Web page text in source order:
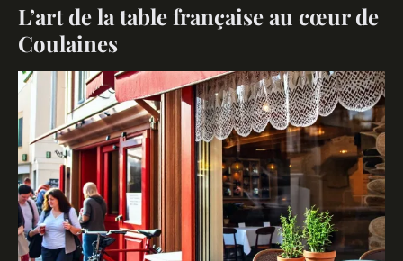
L’art de la table française au cœur de
Coulaines